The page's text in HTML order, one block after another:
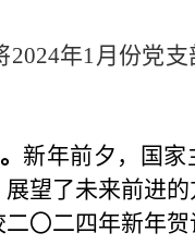
2024年1月份党
新年前夕，国
望了未来前进
二〇二四年新年